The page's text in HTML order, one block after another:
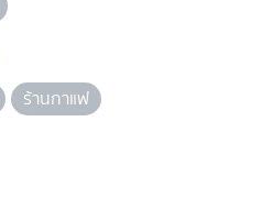
ร้านกาแฟ